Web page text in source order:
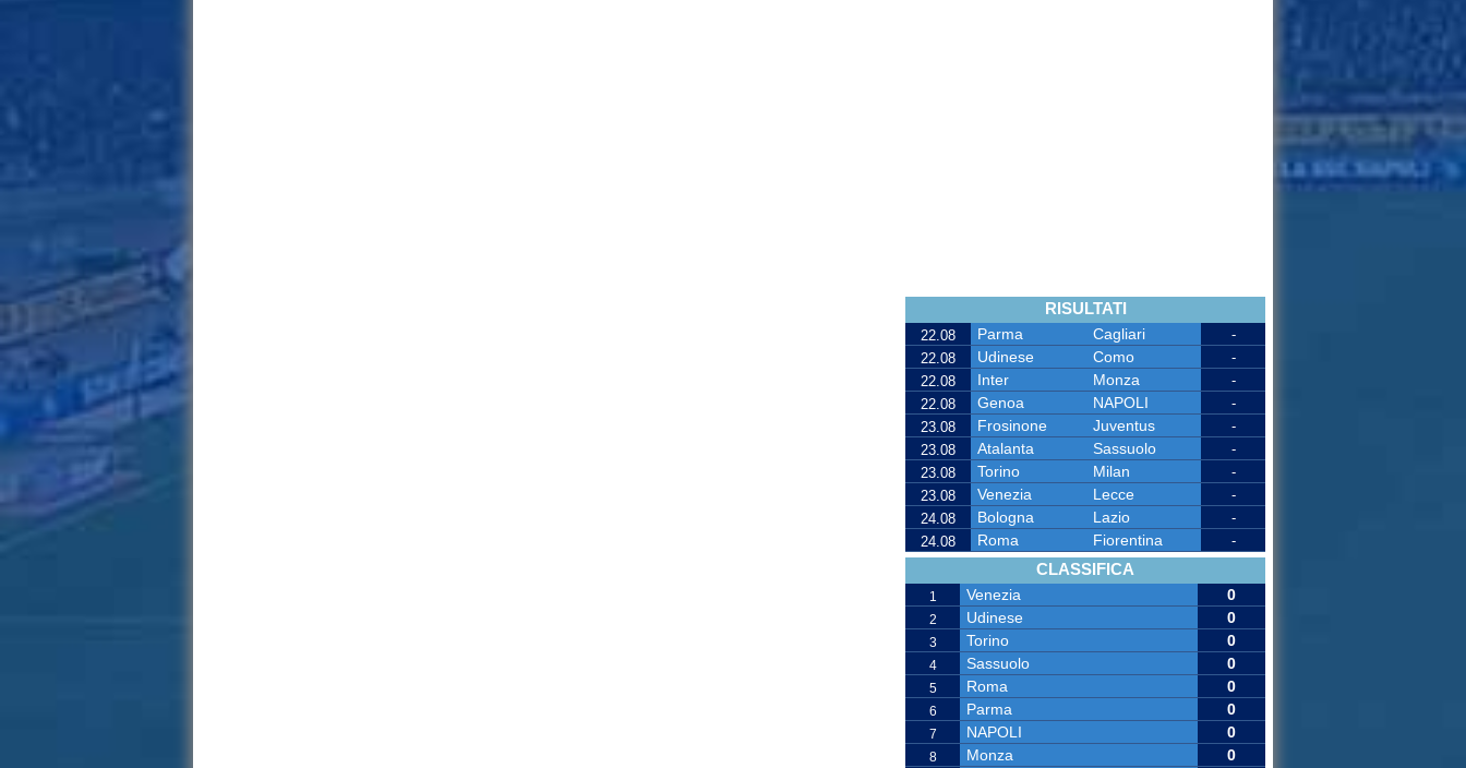
RISULTATI
22.08 Parma Cagliari
-
22.08
Udinese Como
-
22.08
Inter Monza
-
22.08
Genoa NAPOLI
-
23.08
Frosinone Juventus
-
23.08
Atalanta Sassuolo
-
23.08
Torino Milan
-
23.08
Venezia Lecce
-
24.08
Bologna Lazio
-
24.08
Roma Fiorentina -
CLASSIFICA
1 Venezia 0
2 Udinese 0
3 Torino 0
4 Sassuolo 0
5 Roma 0
6 Parma 0
7 NAPOLI 0
8 Monza 0